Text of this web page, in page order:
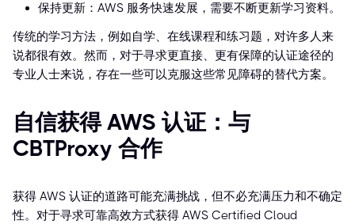
保持更新：AWS 服务快速发展，需要不断更新学习资料。
传统的学习方法，例如自学、在线课程和练习题，对许多人来
说都很有效。然而，对于寻求更直接、更有保障的认证途径的
专业人士来说，存在一些可以克服这些常见障碍的替代方案。
自信获得 AWS 认证：与
CBTProxy 合作
获得 AWS 认证的道路可能充满挑战，但不必充满压力和不确定
性。对于寻求可靠高效方式获得 AWS Certified Cloud